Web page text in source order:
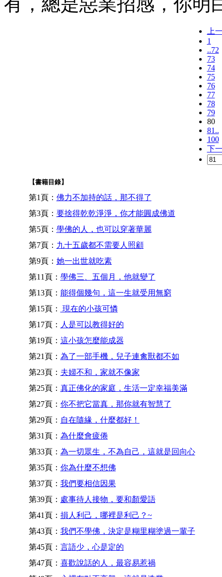
上
1
..72
73
74
75
76
77
78
79
80
81..
100
下
【書籍目錄】
第1頁： 佛力不加持的話，那不得了
第3頁： 要捨得乾乾淨淨，你才能圓成佛道
第5頁： 學佛的人，也可以穿著華麗
第7頁： 九十五歲都不需要人照顧
第9頁： 她一出世就吃素
第11頁： 學佛三、五個月，他就變了
第13頁： 能得個幾句，這一生就受用無窮
第15頁：
現在的小孩可憐
第17頁： 人是可以教得好的
第19頁： 這小孩怎麼能成器
第21頁： 為了一部手機，兒子連禽獸都不如
第23頁： 夫婦不和，家就不像家
第25頁： 真正佛化的家庭，生活一定幸福美滿
第27頁： 你不把它當真，那你就有智慧了
第29頁： 自在隨緣，什麼都好！
第31頁： 為什麼會疲倦
第33頁： 為一切眾生，不為自己，這就是回向心
第35頁： 你為什麼不想佛
第37頁： 我們要相信因果
第39頁： 處事待人接物，要和顏愛語
第41頁： 損人利己，哪裡是利己？~
第43頁： 我們不學佛，決定是糊里糊塗過一輩子
第45頁： 言語少，心是定的
第47頁： 喜歡說話的人，最容易惹禍